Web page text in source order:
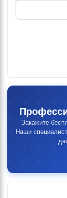
Закажите
Наши